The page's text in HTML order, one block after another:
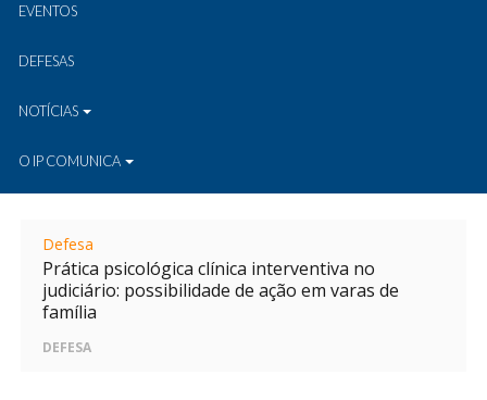
EVENTOS
DEFESAS
NOTÍCIAS
O IP COMUNICA
Defesa
Prática psicológica clínica interventiva no
judiciário: possibilidade de ação em varas de
família
DEFESA